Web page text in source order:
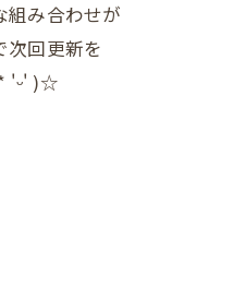
組み合わせが
次回更新を
'ᵕ' )☆